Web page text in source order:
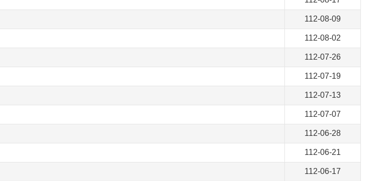
112-08-09
112-08-02
112-07-26
112-07-19
112-07-13
112-07-07
112-06-28
112-06-21
112-06-17